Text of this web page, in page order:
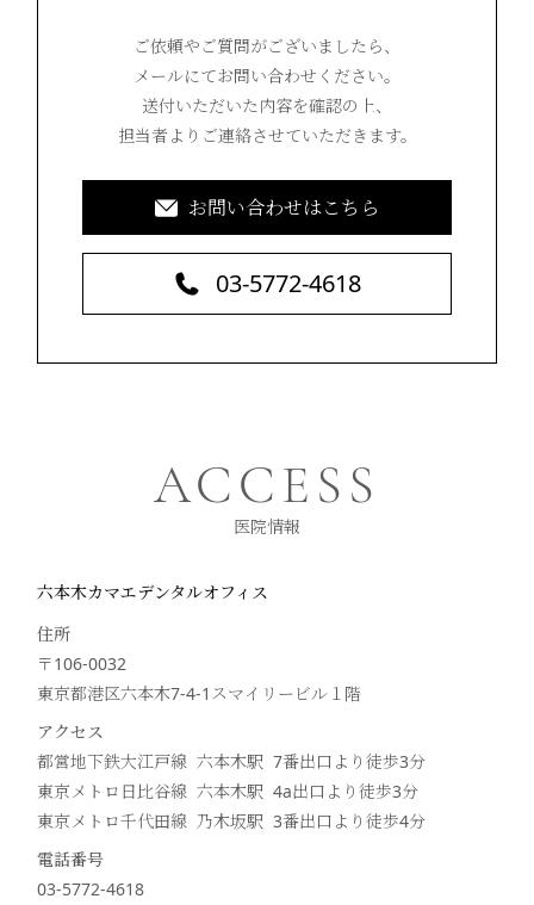
ご依頼やご質問がございましたら、
メールにてお問い合わせください。
送付いただいた内容を確認の上、
担当者よりご連絡させていただきます。
お問い合わせはこちら
03-5772-4618
ACCESS
医院情報
六本木カマエデンタルオフィス
住所
〒106-0032
東京都港区六本木7-4-1スマイリービル１階
アクセス
都営地下鉄大江戸線 六本木駅 7番出口より徒歩3分
東京メトロ日比谷線 六本木駅 4a出口より徒歩3分
東京メトロ千代田線 乃木坂駅 3番出口より徒歩4分
電話番号
03-5772-4618